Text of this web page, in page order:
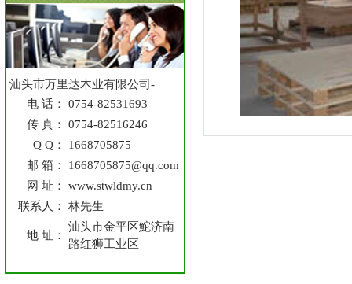
汕头市万里达木业有限公司-
电 话：
0754-82531693
传 真：
0754-82516246
Q Q：
1668705875
邮 箱：
1668705875@qq.com
网 址：
www.stwldmy.cn
联系人：
林先生
地 址：
汕头市金平区鮀济南
路红狮工业区